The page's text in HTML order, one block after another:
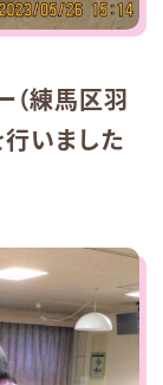
練馬区羽
行いました